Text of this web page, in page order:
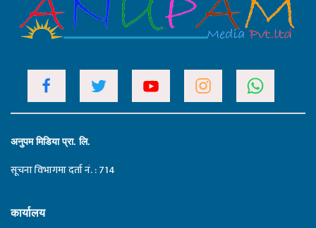
अनुपम मिडिया प्रा. लि.
सूचना विभागमा दर्ता नं. : 714
कार्यालय